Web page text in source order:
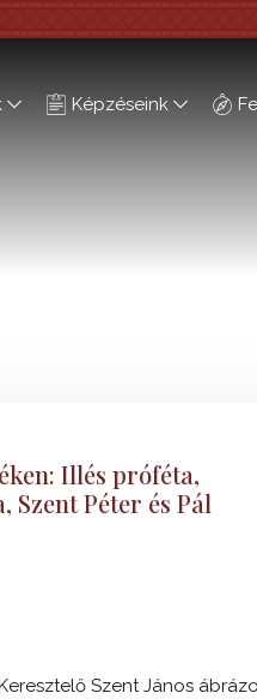
Képzéseink
Illés próféta,
Szent Péter és Pál
Szent János